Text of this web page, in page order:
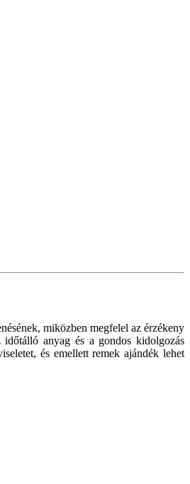
miközben megfelel az érzékeny
anyag és a gondos kidolgozás
és emellett remek ajándék lehet